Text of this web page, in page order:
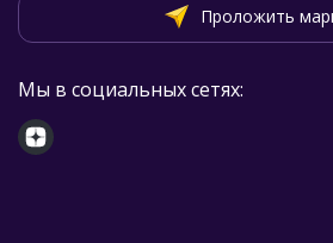
Проложить
Мы в социальных сетях: